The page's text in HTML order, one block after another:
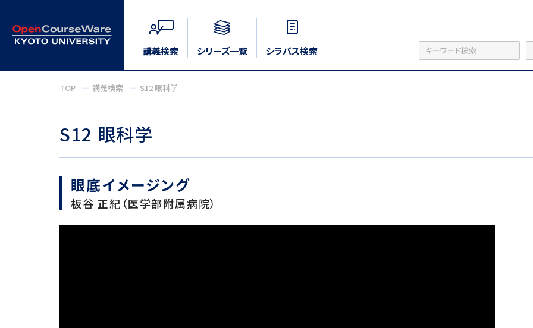
講義検索 シリーズ一覧 シラバス検索
TOP 講義検索 S12 眼科学
S12 眼科学
眼底イメージング
板谷 正紀（医学部附属病院）